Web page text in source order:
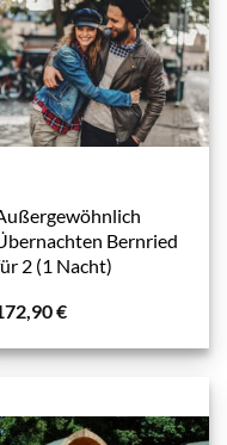
Bernried
2 (1 Nacht)
€